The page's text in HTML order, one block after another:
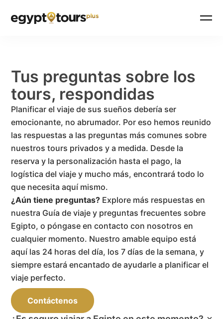
Tus preguntas sobre los
tours, respondidas
Planificar el viaje de sus sueños debería ser
emocionante, no abrumador. Por eso hemos reunido
las respuestas a las preguntas más comunes sobre
nuestros tours privados y a medida. Desde la
reserva y la personalización hasta el pago, la
logística del viaje y mucho más, encontrará todo lo
que necesita aquí mismo.
¿Aún tiene preguntas? Explore más respuestas en
nuestra Guía de viaje y preguntas frecuentes sobre
Egipto, o póngase en contacto con nosotros en
cualquier momento. Nuestro amable equipo está
aquí las 24 horas del día, los 7 días de la semana, y
siempre estará encantado de ayudarle a planificar el
viaje perfecto.
Contáctenos